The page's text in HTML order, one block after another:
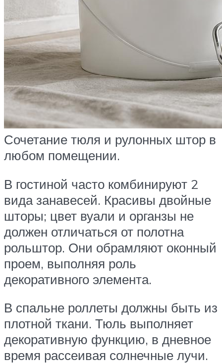
Сочетание тюля и рулонных штор в
любом помещении.
В гостиной часто комбинируют 2
вида занавесей. Красивы двойные
шторы; цвет вуали и органзы не
должен отличаться от полотна
рольштор. Они обрамляют оконный
проем, выполняя роль
декоративного элемента.
В спальне роллеты должны быть из
плотной ткани. Тюль выполняет
декоративную функцию, в дневное
время рассеивая солнечные лучи.